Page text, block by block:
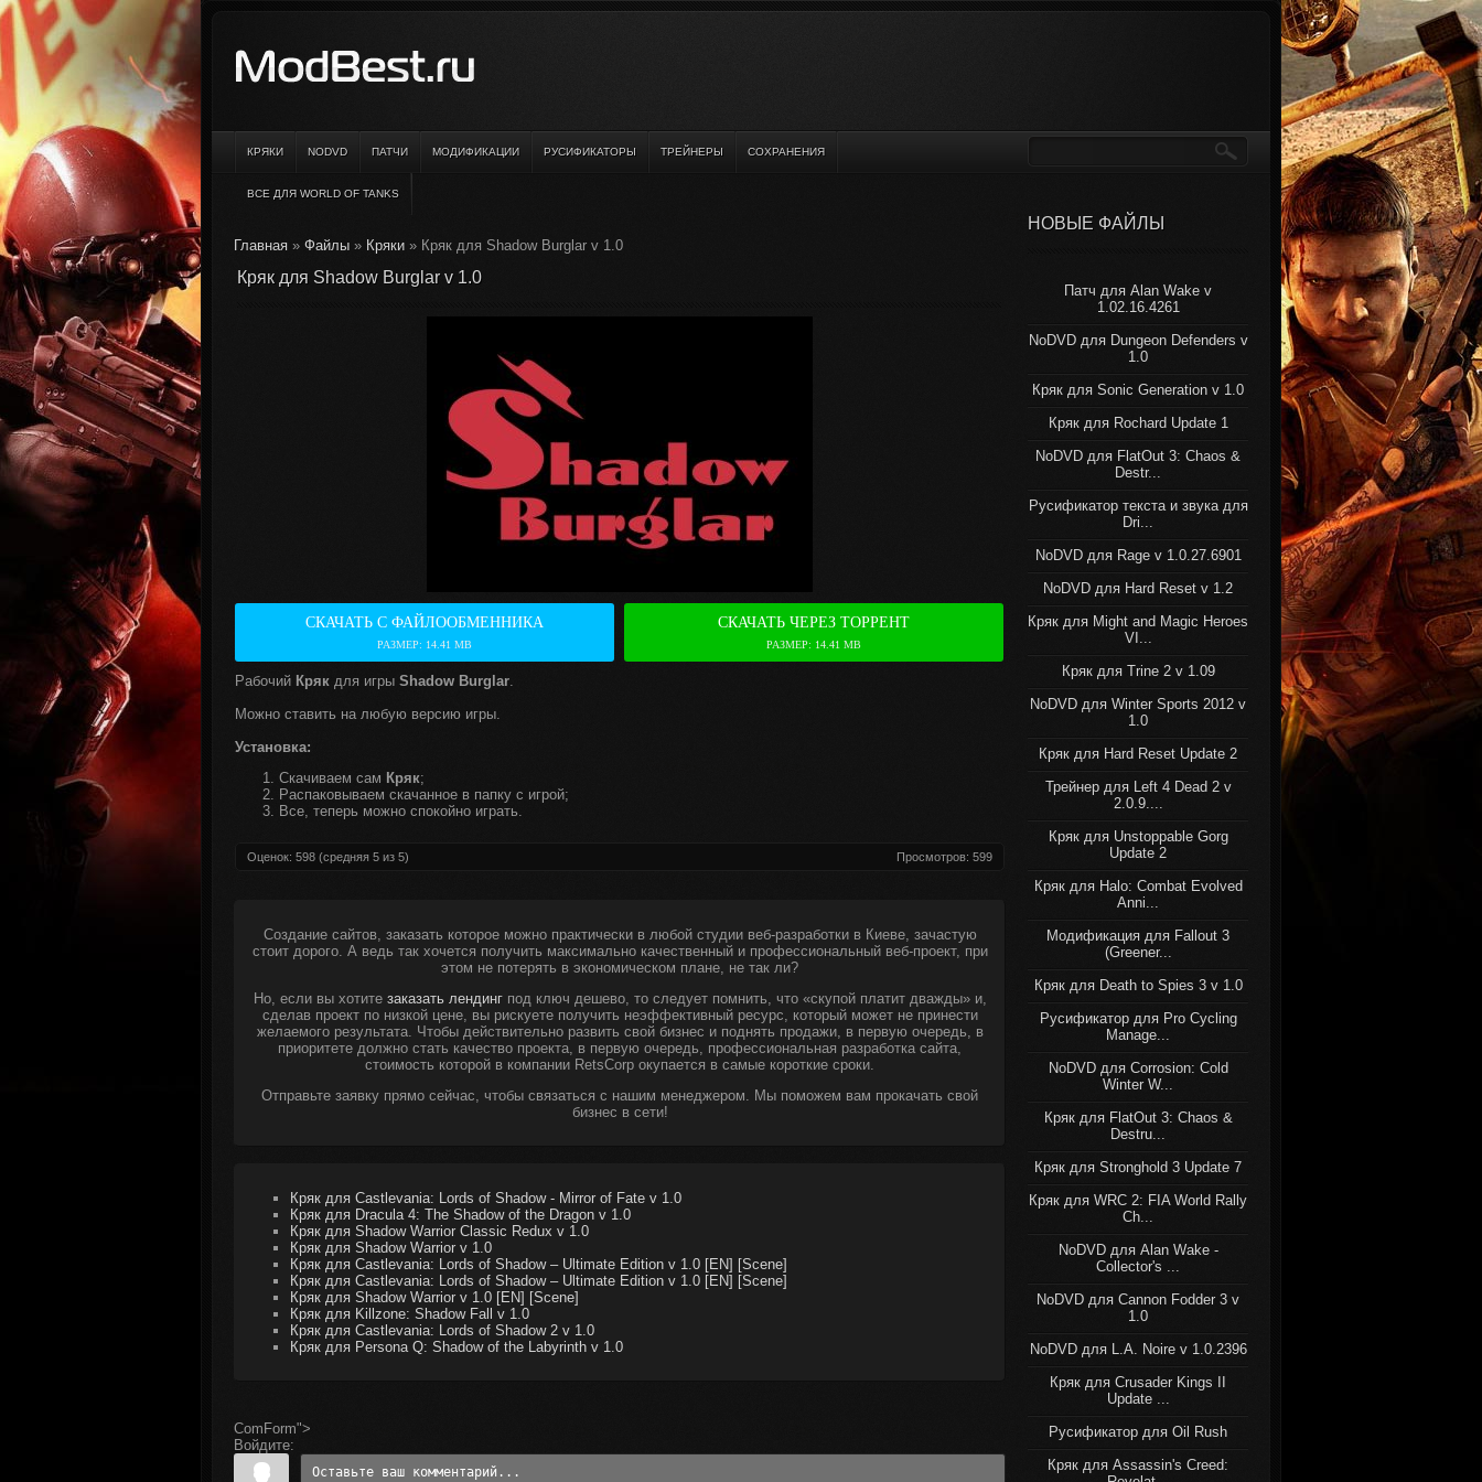
КРЯКИ NODVD ПАТЧИ МОДИФИКАЦИИ РУСИФИКАТОРЫ ТРЕЙНЕРЫ СОХРАНЕНИЯ
ВСЕ ДЛЯ WORLD OF TANKS
НОВЫЕ ФАЙЛЫ
Патч для Alan Wake v
1.02.16.4261
NoDVD для Dungeon Defenders v
1.0
Кряк для Sonic Generation v 1.0
Кряк для Rochard Update 1
NoDVD для FlatOut 3: Chaos &
Destr...
Русификатор текста и звука для
Dri...
NoDVD для Rage v 1.0.27.6901
NoDVD для Hard Reset v 1.2
Кряк для Might and Magic Heroes
VI...
Кряк для Trine 2 v 1.09
NoDVD для Winter Sports 2012 v
1.0
Кряк для Hard Reset Update 2
Трейнер для Left 4 Dead 2 v
2.0.9....
Кряк для Unstoppable Gorg
Update 2
Кряк для Halo: Combat Evolved
Anni...
Модификация для Fallout 3
(Greener...
Кряк для Death to Spies 3 v 1.0
Русификатор для Pro Cycling
Manage...
NoDVD для Corrosion: Cold
Winter W...
Кряк для FlatOut 3: Chaos &
Destru...
Кряк для Stronghold 3 Update 7
Кряк для WRC 2: FIA World Rally
Ch...
NoDVD для Alan Wake -
Collector's ...
NoDVD для Cannon Fodder 3 v
1.0
NoDVD для L.A. Noire v 1.0.2396
Кряк для Crusader Kings II
Update ...
Русификатор для Oil Rush
Кряк для Assassin's Creed:
Главная » Файлы » Кряки » Кряк для Shadow Burglar v 1.0
Кряк для Shadow Burglar v 1.0
СКАЧАТЬ С ФАЙЛООБМЕННИКА
РАЗМЕР: 14.41 MB
СКАЧАТЬ ЧЕРЕЗ ТОРРЕНТ
РАЗМЕР: 14.41 MB
Рабочий Кряк для игры Shadow Burglar.
Можно ставить на любую версию игры.
Установка:
Скачиваем сам Кряк;
Распаковываем скачанное в папку с игрой;
Все, теперь можно спокойно играть.
Просмотров: 599
Оценок: 598 (средняя 5 из 5)
Создание сайтов, заказать которое можно практически в любой студии веб-разработки в Киеве, зачастую
стоит дорого. А ведь так хочется получить максимально качественный и профессиональный веб-проект, при
этом не потерять в экономическом плане, не так ли?
Но, если вы хотите заказать лендингпод ключ дешево, то следует помнить, что «скупой платит дважды» и,
сделав проект по низкой цене, вы рискуете получить неэффективный ресурс, который может не принести
желаемого результата. Чтобы действительно развить свой бизнес и поднять продажи, в первую очередь, в
приоритете должно стать качество проекта, в первую очередь, профессиональная разработка сайта,
стоимость которой в компании RetsCorp окупается в самые короткие сроки.
Отправьте заявку прямо сейчас, чтобы связаться с нашим менеджером. Мы поможем вам прокачать свой
бизнес в сети!
Кряк для Castlevania: Lords of Shadow - Mirror of Fate v 1.0
Кряк для Dracula 4: The Shadow of the Dragon v 1.0
Кряк для Shadow Warrior Classic Redux v 1.0
Кряк для Shadow Warrior v 1.0
Кряк для Castlevania: Lords of Shadow – Ultimate Edition v 1.0 [EN] [Scene]
Кряк для Castlevania: Lords of Shadow – Ultimate Edition v 1.0 [EN] [Scene]
Кряк для Shadow Warrior v 1.0 [EN] [Scene]
Кряк для Killzone: Shadow Fall v 1.0
Кряк для Castlevania: Lords of Shadow 2 v 1.0
Кряк для Persona Q: Shadow of the Labyrinth v 1.0
ComForm">
Войдите: